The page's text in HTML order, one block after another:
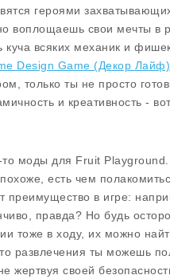
героями
воплощаешь свои мечты в
куча всяких механик и
Design Game (Декор
только ты не просто
и креативность -
то моды для Fruit Playground
есть чем
преимущество в игре:
правда? Но будь
тоже в ходу, их можно
развлечения ты можешь
жертвуя своей